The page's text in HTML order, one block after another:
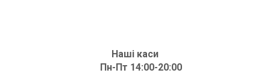
Наші каси
Пн-Пт 14:00-20:00